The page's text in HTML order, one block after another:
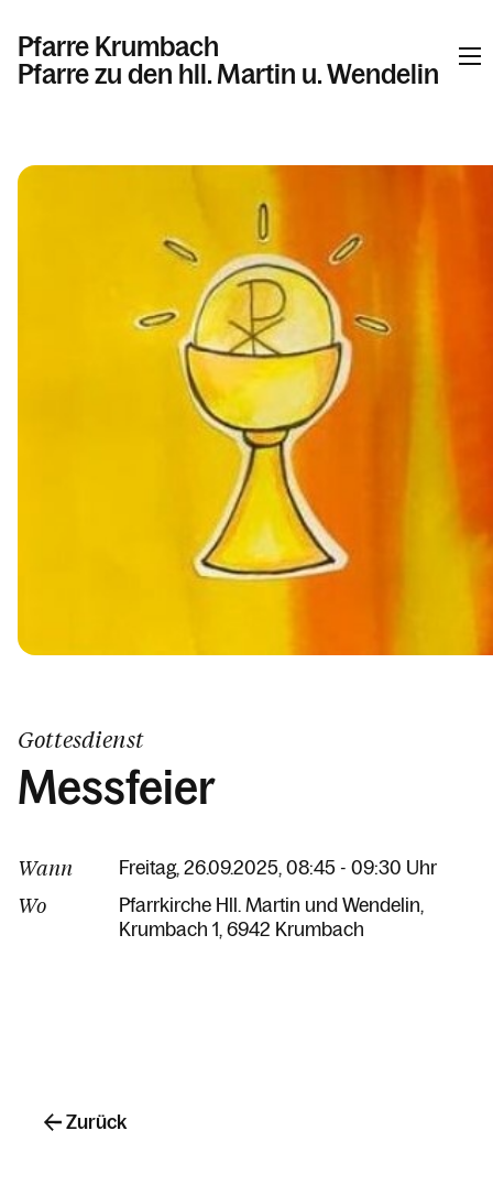
Pfarre Krumbach
Pfarre zu den hll. Martin u. Wendelin
Personen
Gottesdienst
Messfeier
Wann Freitag, 26.09.2025, 08:45 - 09:30 Uhr
Wo
Pfarrkirche Hll. Martin und Wendelin
Krumbach 1 6942 Krumbach
Zurück